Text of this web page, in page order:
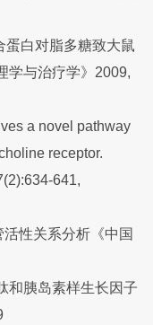
蛋白对脂多糖致大鼠
学与治疗学》2009,
a novel pathway
receptor.
641,
性关系分析《中国
和胰岛素样生长因子